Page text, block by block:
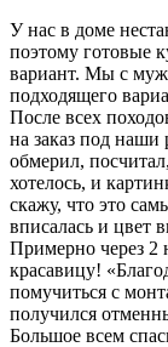
У нас в доме
поэтому готовые
вариант. Мы с
подходящего
После всех
на заказ под
обмерил,
хотелось, и
скажу, что это
вписалась и цвет
Примерно через 2
красавицу!
помучиться с
получился
Большое всем